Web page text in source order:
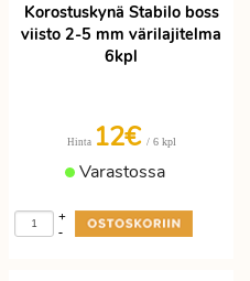
Korostuskynä Stabilo boss
viisto 2-5 mm värilajitelma
6kpl
Hinta 12€ / 6 kpl
Varastossa
-
+